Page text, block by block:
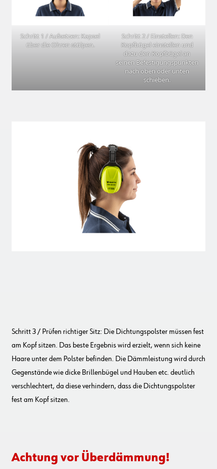
Schritt 1 / Aufsetzen: Kapsel
über die Ohren stülpen.
Schritt 2 / Einstellen: Den
Kopfbügel einstellen und
dazu den Kopfbügel an
seinen Befestigungspunkten
nach oben oder unten
schieben.
Schritt 3 / Prüfen richtiger Sitz: Die Dichtungspolster müssen fest
am Kopf sitzen. Das beste Ergebnis wird erzielt, wenn sich keine
Haare unter dem Polster befinden. Die Dämmleistung wird durch
Gegenstände wie dicke Brillenbügel und Hauben etc. deutlich
verschlechtert, da diese verhindern, dass die Dichtungspolster
fest am Kopf sitzen.
Achtung vor Überdämmung!